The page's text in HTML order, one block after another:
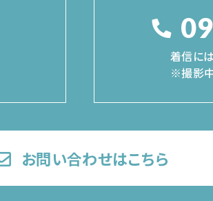
着信に
※撮影中
お問い合わせはこちら